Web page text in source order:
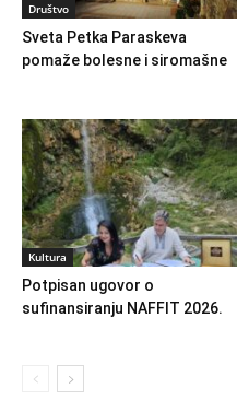
Društvo
Sveta Petka Paraskeva
pomaže bolesne i siromašne
Kultura
Potpisan ugovor o
sufinansiranju NAFFIT 2026.